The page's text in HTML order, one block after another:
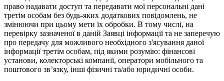
право надавати доступ та передавати мої персональні дані
третім особам без будь-яких додаткових повідомлень, не
змінюючи при цьому мети їх обробки. В тому числі, на
перевірку зазначеної в даній Заявці інформації та не заперечую
про передачу для можливого необхідного з'ясування даної
інформації третім особам, під якими розумію: фінансові
установи, колекторські компанії, оператори мобільного та
поштового зв’язку, інші фізичні та/або юридичні особи.